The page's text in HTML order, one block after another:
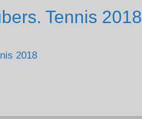
Tennis 2018
2018